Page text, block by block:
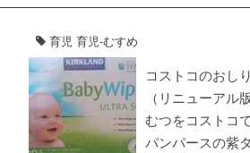
育児 育児-むすめ
コストコのおし
（リニューアル
むつをコストコ
パンパースの紫